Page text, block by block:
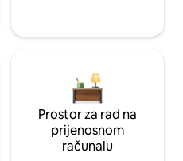
Prostor za rad na
prijenosnom
računalu